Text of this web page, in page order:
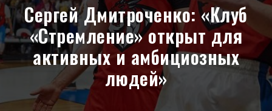
Сергей Дмитроченко: «Клуб
«Стремление» открыт для
активных и амбициозных
людей»